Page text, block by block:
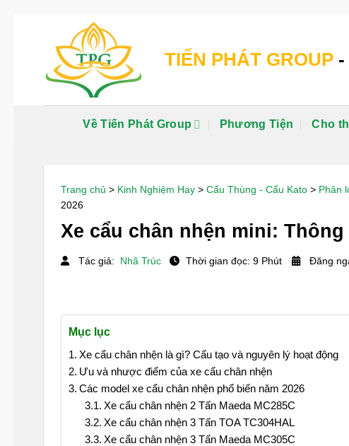
TIẾN PHÁT GROUP -
Về Tiến Phát Group Phương Tiện Cho
Trang chủ > Kinh Nghiệm Hay > Cẩu Thùng - Cẩu Kato > Phân
2026
Xe cẩu chân nhện mini:
Tác giả: Nhã Trúc Thời gian đọc: 9 Phút Đăng
Mục lục
Xe cẩu chân nhện là gì? Cấu tạo và nguyên lý hoạt động
Ưu và nhược điểm của xe cẩu chân nhện
Các model xe cẩu chân nhện phổ biến năm 2026
Xe cẩu chân nhện 2 Tấn Maeda MC285C
Xe cẩu chân nhện 3 Tấn TOA TC304HAL
Xe cẩu chân nhện 3 Tấn Maeda MC305C